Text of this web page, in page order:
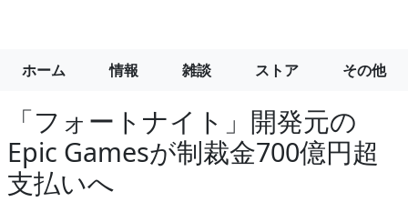
ホーム 情報 雑談 ストア その他
「フォートナイト」開発元の
Epic Gamesが制裁金700億円超
支払いへ